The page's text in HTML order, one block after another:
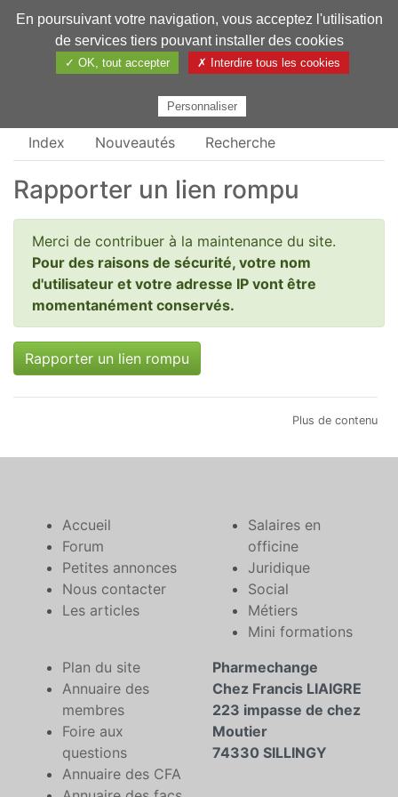
Pharmechange
Index Nouveautés Recherche
Rapporter un lien rompu
Merci de contribuer à la maintenance du site.
Pour des raisons de sécurité, votre nom
d'utilisateur et votre adresse IP vont être
momentanément conservés.
Plus de contenu
Accueil
Forum
Petites annonces
Nous contacter
Les articles
Salaires en
officine
Juridique
Social
Métiers
Mini formations
Plan du site
Annuaire des
membres
Foire aux
questions
Annuaire des CFA
Pharmechange
Chez Francis LIAIGRE
223 impasse de chez
Moutier
74330 SILLINGY
En poursuivant votre navigation, vous acceptez l'utilisation
de services tiers pouvant installer des cookies
✓ OK, tout accepter ✗ Interdire tous les cookies
Personnaliser